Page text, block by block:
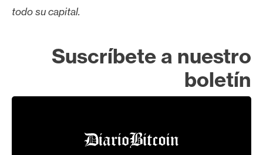
todo su capital.
Suscríbete a nuestro
boletín